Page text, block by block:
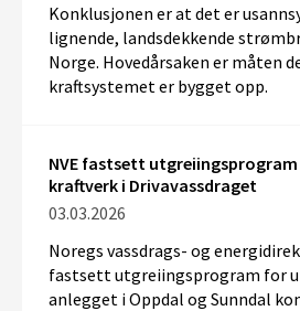
Konklusjonen er at det er
lignende, landsdekkende
Norge. Hovedårsaken er måten
kraftsystemet er bygget opp.
NVE fastsett utgreiingsprogram
kraftverk i Drivavassdraget
03.03.2026
Noregs vassdrags- og
fastsett utgreiingsprogram for
anlegget i Oppdal og Sunndal